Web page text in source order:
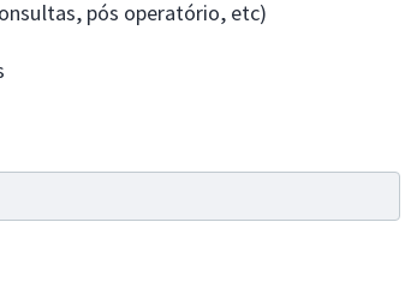
pós operatório, etc)